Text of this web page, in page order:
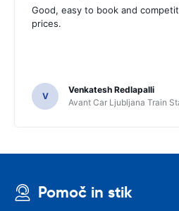
Good, easy to book and
prices.
V
Venkatesh Redlapalli
Avant Car Ljubljana Train
Pomoč in stik